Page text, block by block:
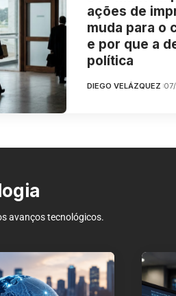
ações de
muda para o
e por que a
política
DIEGO VELÁZQUEZ
avanços tecnológicos.